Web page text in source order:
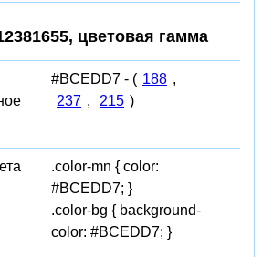
цветовая гамма
#BCEDD7 - ( 188 ,
237 , 215 )
.color-mn { color:
#BCEDD7; }
.color-bg { background-
color: #BCEDD7; }